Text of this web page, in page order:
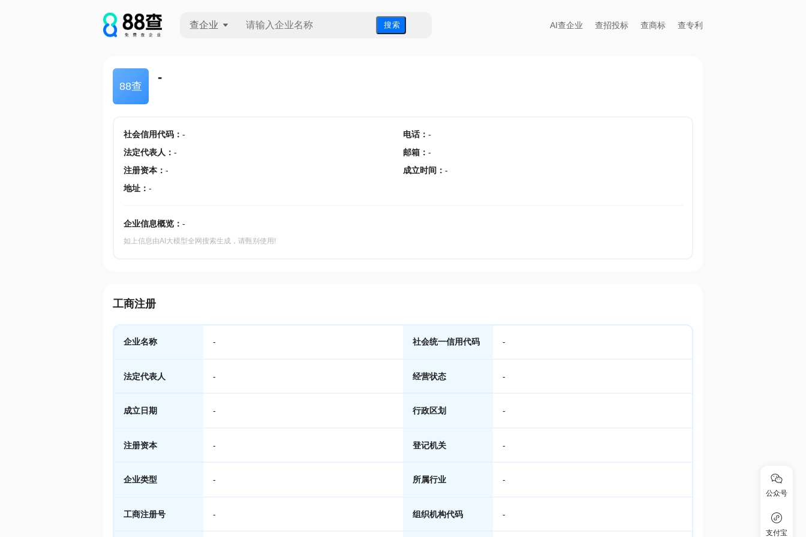
查企业 搜 索 AI查企业 查招投标 查商标 查专利
88查
-
社会信用代码： - 电话： -
法定代表人 ： - 邮箱 ： -
注册资本： - 成立时间 ： -
地址： -
企业信息概览： -
如上信息由AI大模型全网搜索生成，请甄别使用!
工商注册
企业名称 - 社会统一信用代码 -
法定代表人 - 经营状态 -
成立日期 - 行政区划 -
注册资本 - 登记机关 -
企业类型 - 所属行业 -
工商注册号 - 组织机构代码 -
公众号
支付宝